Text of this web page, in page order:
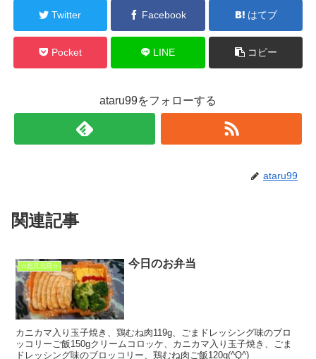
Twitter Facebook はてブ
Pocket LINE コピー
ataru99をフォローする
ataru99
関連記事
☆忘月忘日☆ 今日のお弁当
カニカマ入り玉子焼き、鶏むね肉119g、ごまドレッシング味のブロ
ッコリーご飯150gクリームコロッケ、カニカマ入り玉子焼き、ごま
ドレッシング味のブロッコリー、鶏むね肉ご飯120g(^Q^)